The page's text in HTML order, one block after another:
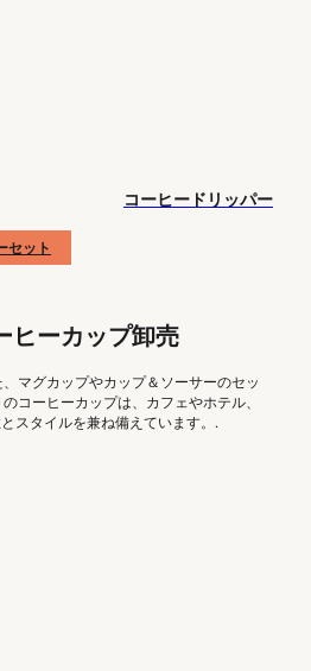
コーヒードリッパー
セット
ヒーカップ卸売
マグカップやカップ＆ソーサーのセッ
コーヒーカップは、カフェやホテル、
スタイルを兼ね備えています。.